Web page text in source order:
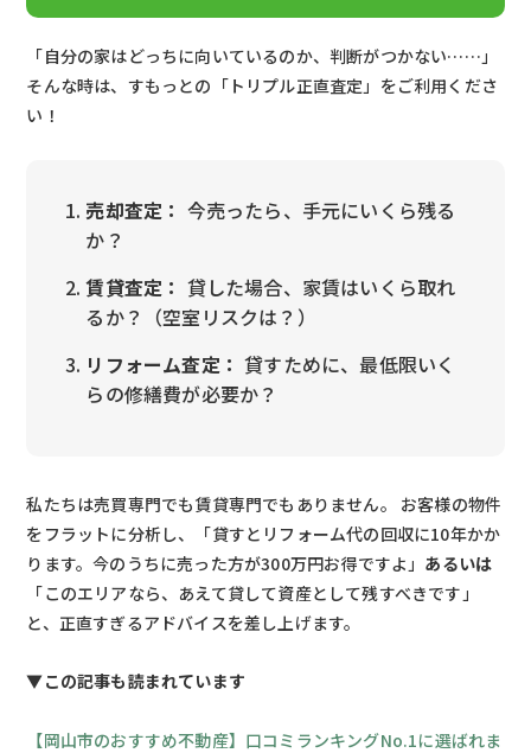
「自分の家はどっちに向いているのか、判断がつかない……」
そんな時は、すもっとの「トリプル正直査定」をご利用くださ
い！
売却査定： 今売ったら、手元にいくら残る
か？
賃貸査定： 貸した場合、家賃はいくら取れ
るか？（空室リスクは？）
リフォーム査定： 貸すために、最低限いく
らの修繕費が必要か？
私たちは売買専門でも賃貸専門でもありません。 お客様の物件
をフラットに分析し、「貸すとリフォーム代の回収に10年かか
ります。今のうちに売った方が300万円お得ですよ」 あるいは
「このエリアなら、あえて貸して資産として残すべきです」
と、正直すぎるアドバイスを差し上げます。
▼この記事も読まれています
【岡山市のおすすめ不動産】口コミランキングNo.1に選ばれま